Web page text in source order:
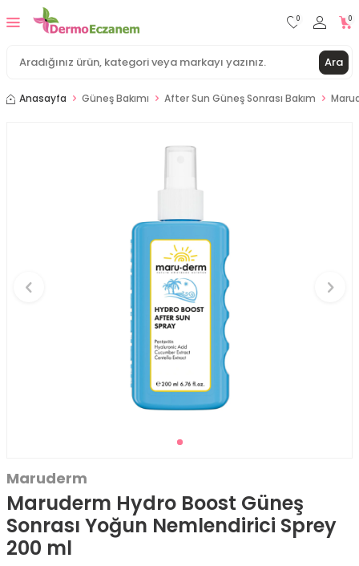
Ara
0 0
Anasayfa Güneş Bakımı After Sun Güneş Sonrası Bakım
Maruderm
Maruderm Hydro Boost Güneş
Sonrası Yoğun Nemlendirici Sprey
200 ml